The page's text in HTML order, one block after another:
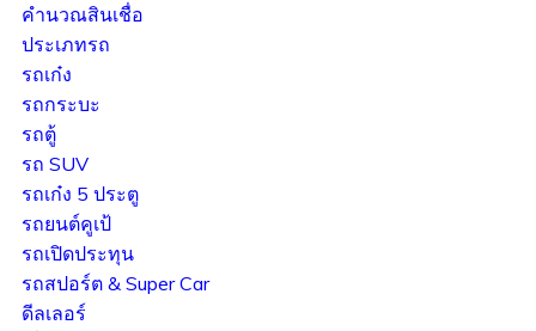
คำนวณสินเชื่อ
ประเภทรถ
รถเก๋ง
รถกระบะ
รถตู้
รถ SUV
รถเก๋ง 5 ประตู
รถยนต์คูเป้
รถเปิดประทุน
รถสปอร์ต & Super Car
ดีลเลอร์